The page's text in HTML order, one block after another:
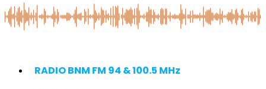
RADIO BNM FM 94 & 100.5 MHz